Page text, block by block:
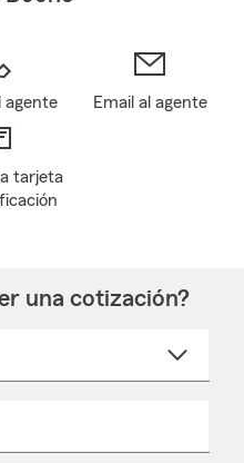
agente Email al agente
tarjeta
una cotización?